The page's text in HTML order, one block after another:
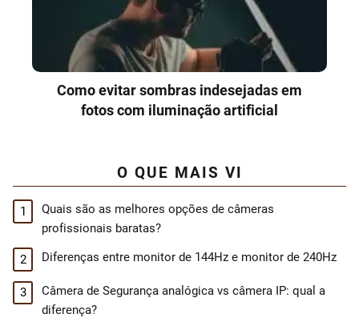
Como evitar sombras indesejadas em
fotos com iluminação artificial
O QUE MAIS VI
Quais são as melhores opções de câmeras
profissionais baratas?
Diferenças entre monitor de 144Hz e monitor de 240Hz
Câmera de Segurança analógica vs câmera IP: qual a
diferença?